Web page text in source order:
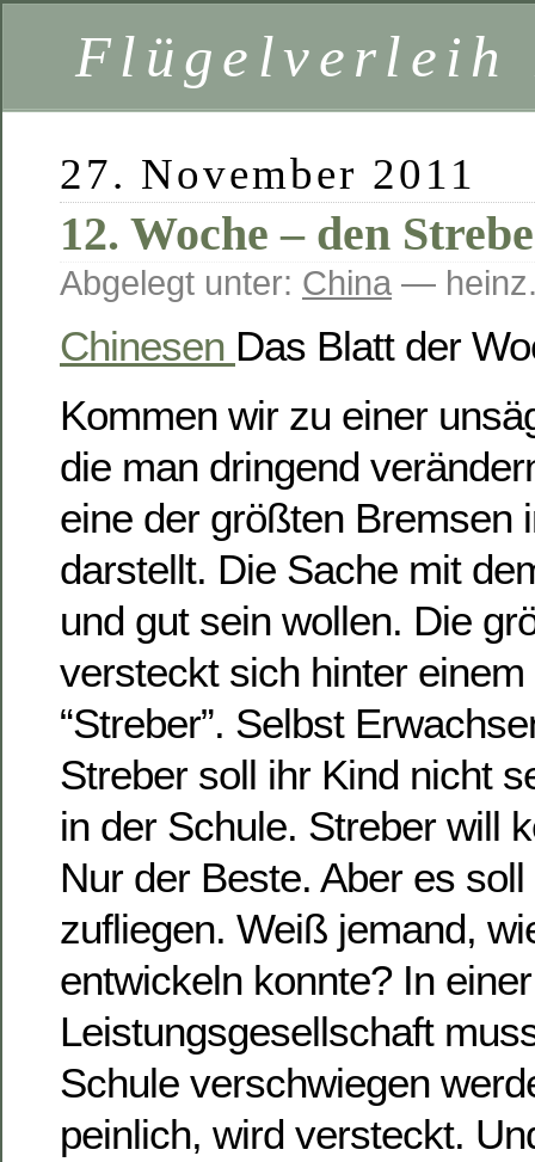
Flügelverleih
27. November 2011
12. Woche – den
Abgelegt unter: China —
Chinesen Das Blatt der
Kommen wir zu einer
die man dringend
eine der größten Bremsen
darstellt. Die Sache mit
und gut sein wollen. Die
versteckt sich hinter
“Streber”. Selbst
Streber soll ihr Kind nicht
in der Schule. Streber will
Nur der Beste. Aber es
zufliegen. Weiß jemand,
entwickeln konnte? In einer
Leistungsgesellschaft
Schule verschwiegen
peinlich, wird versteckt.